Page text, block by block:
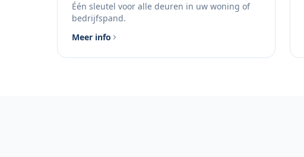
Één sleutel voor alle deuren in uw woning of
bedrijfspand.
Meer info